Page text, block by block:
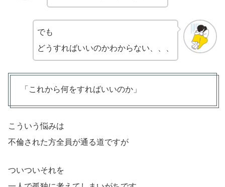
でも
どうすればいいのかわからない、、、
「これから何をすればいいのか」
こういう悩みは
不倫された方全員が通る道ですが
ついついそれを